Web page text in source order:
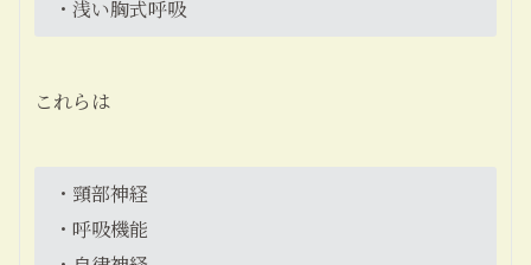
・浅い胸式呼吸
これらは
・頸部神経
・呼吸機能